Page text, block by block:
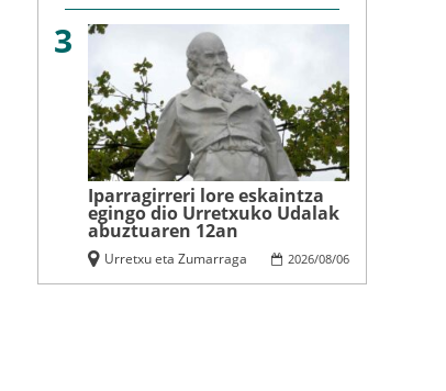
3
Iparragirreri lore eskaintza
egingo dio Urretxuko Udalak
abuztuaren 12an
2026/08/06
Urretxu eta Zumarraga